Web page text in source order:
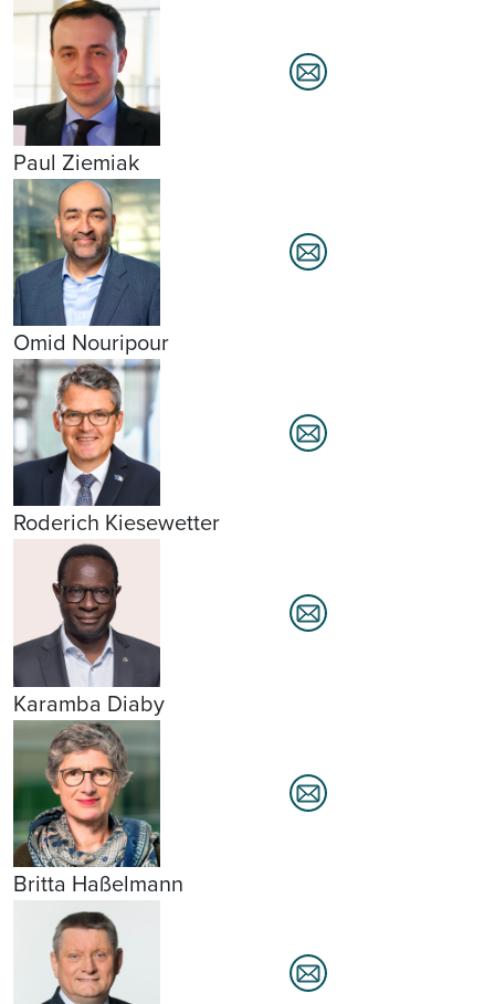
Paul Ziemiak
Omid Nouripour
Roderich Kiesewetter
Karamba Diaby
Britta Haßelmann